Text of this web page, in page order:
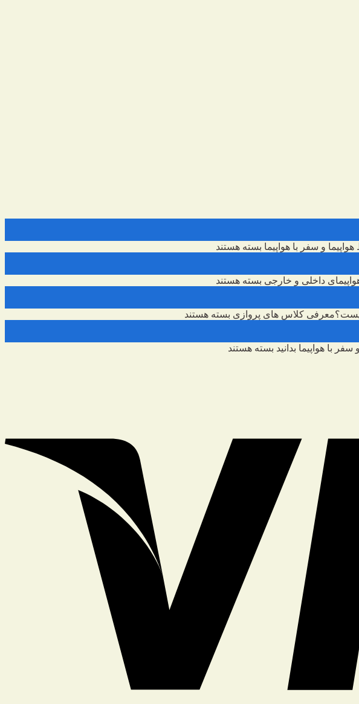
و سفر با هواپیما بسته هستند
داخلی و خارجی بسته هستند
کلاس های پروازی بسته هستند
با هواپیما بدانید بسته هستند